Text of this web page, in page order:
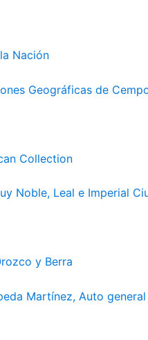
Nación
Geográficas de
Collection
Noble, Leal e Imperial
y Berra
Martínez, Auto